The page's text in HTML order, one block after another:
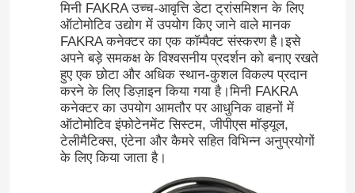
मिनी FAKRA उच्च-आवृत्ति डेटा ट्रांसमिशन के लिए
ऑटोमोटिव उद्योग में उपयोग किए जाने वाले मानक
FAKRA कनेक्टर का एक कॉम्पैक्ट संस्करण है।इसे
अपने बड़े समकक्ष के विश्वसनीय प्रदर्शन को बनाए रखते
हुए एक छोटा और अधिक स्थान-कुशल विकल्प प्रदान
करने के लिए डिज़ाइन किया गया है।मिनी FAKRA
कनेक्टर का उपयोग आमतौर पर आधुनिक वाहनों में
ऑटोमोटिव इंफोटेनमेंट सिस्टम, जीपीएस मॉड्यूल,
टेलीमैटिक्स, एंटेना और कैमरे सहित विभिन्न अनुप्रयोगों
के लिए किया जाता है।